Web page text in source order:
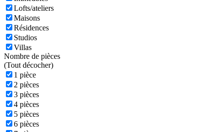
Lofts/ateliers
Maisons
Résidences
Studios
Villas
Nombre de pièces
(Tout décocher)
1 pièce
2 pièces
3 pièces
4 pièces
5 pièces
6 pièces